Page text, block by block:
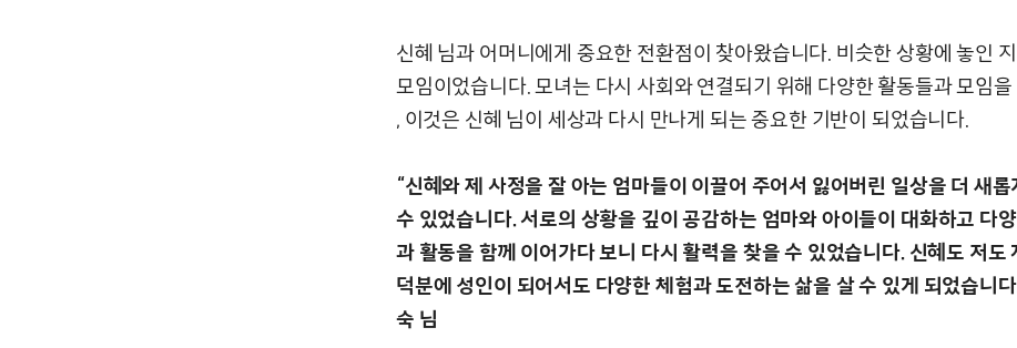
신혜 님과 어머니에게 중요한 전환점이 찾아왔습니다. 비슷한 상황에 놓인
모임이었습니다. 모녀는 다시 사회와 연결되기 위해 다양한 활동들과 모임
, 이것은 신혜 님이 세상과 다시 만나게 되는 중요한 기반이 되었습니다.
“신혜와 제 사정을 잘 아는 엄마들이 이끌어 주어서 잃어버린 일상을 더 새
수 있었습니다. 서로의 상황을 깊이 공감하는 엄마와 아이들이 대화하고 다
과 활동을 함께 이어가다 보니 다시 활력을 찾을 수 있었습니다. 신혜도 저도
덕분에 성인이 되어서도 다양한 체험과 도전하는 삶을 살 수 있게 되었습니
숙 님